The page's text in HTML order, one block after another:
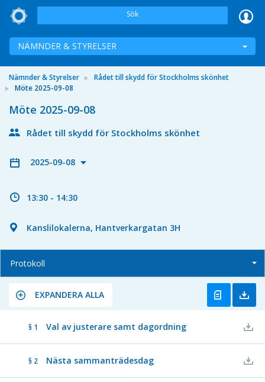
Sök
NÄMNDER & STYRELSER
Nämnder & Styrelser
Rådet till skydd för Stockholms skönhet
Möte 2025-09-08
Möte 2025-09-08
Rådet till skydd för Stockholms skönhet
2025-09-08
13:30 - 14:30
Kanslilokalerna, Hantverkargatan 3H
Protokoll
EXPANDERA ALLA
§ 1 Val av justerare samt dagordning
§ 2 Nästa sammanträdesdag